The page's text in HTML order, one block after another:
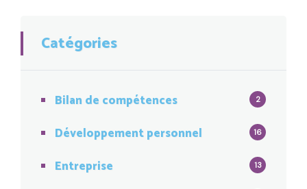
Catégories
Bilan de compétences 2
Développement personnel 16
Entreprise 13